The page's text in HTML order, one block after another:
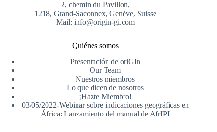
2, chemin du Pavillon,
1218, Grand-Saconnex, Genève, Suisse
Mail: info@origin-gi.com
Quiénes somos
Presentación de oriGIn
Our Team
Nuestros miembros
Lo que dicen de nosotros
¡Hazte Miembro!
03/05/2022-Webinar sobre indicaciones geográficas en
África: Lanzamiento del manual de AfrIPI